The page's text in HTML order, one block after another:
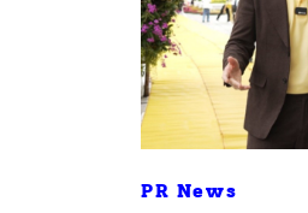
PR News